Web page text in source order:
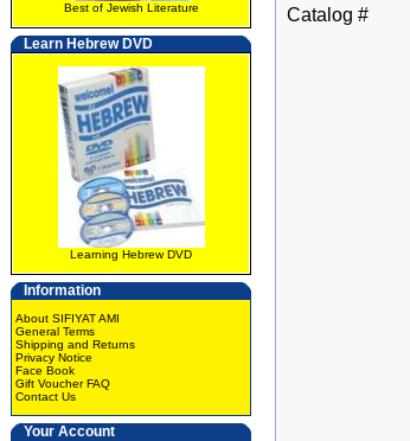
Best of Jewish Literature
Learn Hebrew DVD
Learning Hebrew DVD
Information
About SIFIYAT AMI
General Terms
Shipping and Returns
Privacy Notice
Face Book
Gift Voucher FAQ
Contact Us
Your Account
Catalog #